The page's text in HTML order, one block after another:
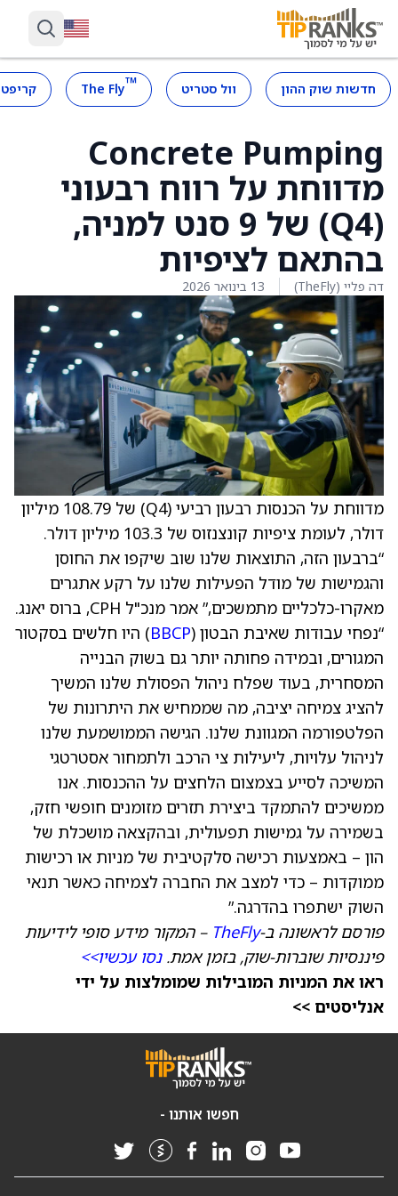
חדשות שוק ההון וול סטריט ™
The Fly
Concrete Pumping
מדווחת על רווח רבעוני
(Q4) של 9 סנט למניה,
בהתאם לציפיות
דה פליי (TheFly) 13 בינואר 2026
מדווחת על הכנסות רבעון רביעי (Q4) של 108.79 מיליון
דולר, לעומת ציפיות קונצנזוס של 103.3 מיליון דולר.
“ברבעון הזה, התוצאות שלנו שוב שיקפו את החוסן
והגמישות של מודל הפעילות שלנו על רקע אתגרים
מאקרו-כלכליים מתמשכים,” אמר מנכ"ל CPH, ברוס יאנג.
“נפחי עבודות שאיבת הבטון (BBCP) היו חלשים בסקטור
המגורים, ובמידה פחותה יותר גם בשוק הבנייה
המסחרית, בעוד שפלח ניהול הפסולת שלנו המשיך
להציג צמיחה יציבה, מה שממחיש את היתרונות של
הפלטפורמה המגוונת שלנו. הגישה הממושמעת שלנו
לניהול עלויות, ליעילות צי הרכב ולתמחור אסטרטגי
המשיכה לסייע בצמצום הלחצים על ההכנסות. אנו
ממשיכים להתמקד ביצירת תזרים מזומנים חופשי חזק,
בשמירה על גמישות תפעולית, ובהקצאה מושכלת של
הון – באמצעות רכישה סלקטיבית של מניות או רכישות
ממוקדות – כדי למצב את החברה לצמיחה כאשר תנאי
השוק ישתפרו בהדרגה.”
פורסם לראשונה ב-TheFly – המקור מידע סופי לידיעות
פיננסיות שוברות-שוק, בזמן אמת.נסו עכשיו>>
ראו את המניות המובילות שמומלצות על ידי
אנליסטים >>
חפשו אותנו -